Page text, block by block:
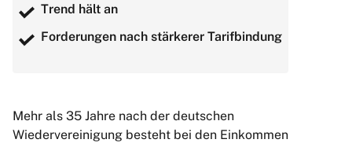
Trend hält an
Forderungen nach stärkerer Tarifbindung
Mehr als 35 Jahre nach der deutschen
Wiedervereinigung besteht bei den Einkommen